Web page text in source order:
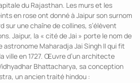
du Rajasthan. Les murs et les
en rose ont donné à Jaipur son surnom
sur une chaîne de collines, s’élèvent
Jaipur, la « cité de Jai » porte le nom de
astronome Maharadja Jai Singh II qui fit
ville en 1727. Œuvre d’un architecte
Bhattacharya, sa conception
un ancien traité hindou :